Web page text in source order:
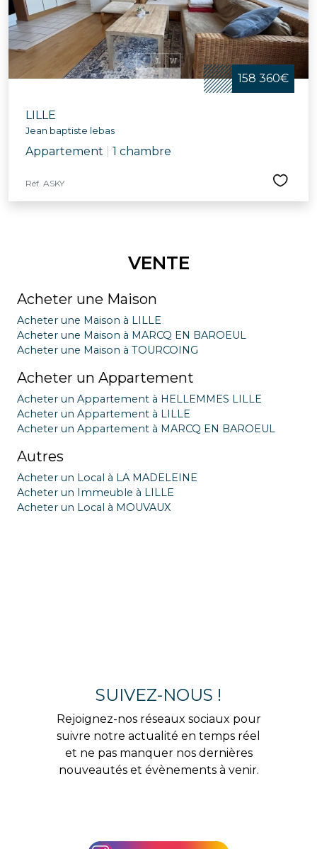
158 360€
LILLE
Jean baptiste lebas
Appartement 1 chambre
Réf. ASKY
VENTE
Acheter une Maison
Acheter une Maison à LILLE
Acheter une Maison à MARCQ EN BAROEUL
Acheter une Maison à TOURCOING
Acheter un Appartement
Acheter un Appartement à HELLEMMES LILLE
Acheter un Appartement à LILLE
Acheter un Appartement à MARCQ EN BAROEUL
Autres
Acheter un Local à LA MADELEINE
Acheter un Immeuble à LILLE
Acheter un Local à MOUVAUX
SUIVEZ-NOUS !
Rejoignez-nos réseaux sociaux pour
suivre notre actualité en temps réel
et ne pas manquer nos dernières
nouveautés et évènements à venir.